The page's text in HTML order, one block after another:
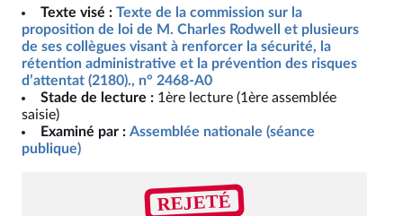
Texte visé : Texte de la commission sur la
proposition de loi de M. Charles Rodwell et plusieurs
de ses collègues visant à renforcer la sécurité, la
rétention administrative et la prévention des risques
d’attentat (2180)., n° 2468-A0
Stade de lecture : 1ère lecture (1ère assemblée
saisie)
Examiné par : Assemblée nationale (séance
publique)
REJETÉ